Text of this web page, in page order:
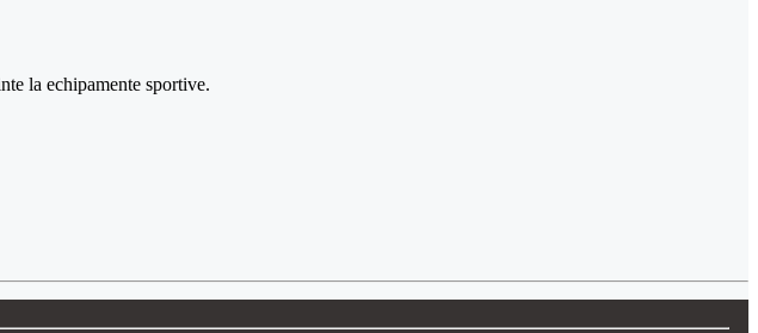
la echipamente sportive.